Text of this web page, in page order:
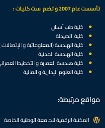
تأسست عام 2007 و تضم ست كليات :
كلية طب أسنان
كلية الصيدلة
كلية الهندسة (المعلوماتية و الإتصالات )
كلية الهندسة المدنية
كلية هندسة العمارة و التخطيط العمراني
كلية العلوم الإدارية و المالية
مواقع مرتبطة:
المكتبة الرقمية للجامعة الوطنية الخاصة